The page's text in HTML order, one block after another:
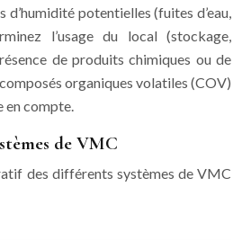
d’humidité potentielles (fuites d’eau,
l’usage du local (stockage,
de produits chimiques ou de
organiques volatiles (COV)
en compte.
de VMC
des différents systèmes de VMC